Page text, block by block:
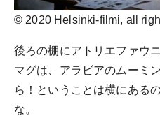
© 2020 Helsinki-filmi, all
後ろの棚にアトリエファウ
マグは、アラビアのムーミ
ら！ということは横にある
な。